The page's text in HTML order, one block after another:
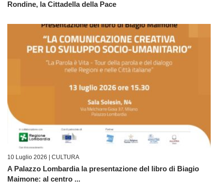
Rondine, la Cittadella della Pace
10 Luglio 2026 | CULTURA
A Palazzo Lombardia la presentazione del libro di Biagio
Maimone: al centro ...